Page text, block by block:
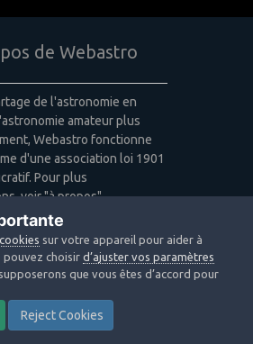
de Webastro
de l'astronomie en
amateur plus
Webastro fonctionne
d'une association loi 1901
Pour plus
voir "à propos".
de publicité
byFreepik,Alessio Atzeni,
,Icon Pondfrom
is licensed by CC 3.0
Courtesy NASA/JPL-
cookies sur votre appareil pour aider à
pouvez choisird’ajuster vos paramètres
que vous êtes d’accord pour
Reject Cookies